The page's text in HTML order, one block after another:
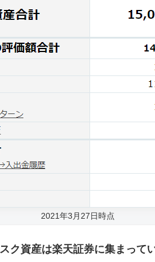
2021年3月27日時点
ク資産は楽天証券に集まって